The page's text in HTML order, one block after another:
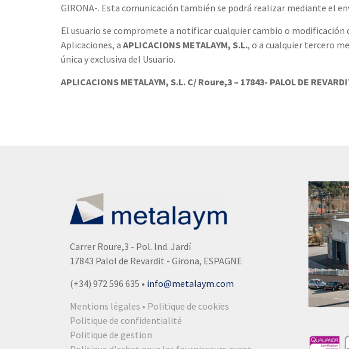
GIRONA-. Esta comunicación también se podrá realizar mediante el
El usuario se compromete a notificar cualquier cambio o modificación
Aplicaciones, a APLICACIONS METALAYM, S.L., o a cualquier tercero
única y exclusiva del Usuario.
APLICACIONS METALAYM, S.L. C/ Roure,3 – 17843- PALOL DE
Carrer Roure,3 - Pol. Ind. Jardí
17843 Palol de Revardit - Girona, ESPAGNE
(+34) 972 596 635 • info@metalaym.com
Mentions légales • Politique de cookies
Politique de confidentialité
Politique de gestion